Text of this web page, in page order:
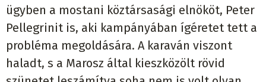
ügyben a mostani köztársasági elnököt, Peter
Pellegrinit is, aki kampányában ígéretet tett a
probléma megoldására. A karaván viszont
haladt, s a Marosz által kieszközölt rövid